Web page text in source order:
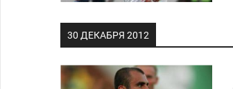
30 ДЕКАБРЯ 2012